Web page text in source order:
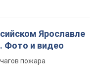
Ярославле
Фото и видео
пожара